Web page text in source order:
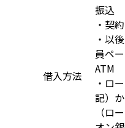
借入方法
振込
・契
・以
員ペ
ATM
・ロ
記）
（ロ